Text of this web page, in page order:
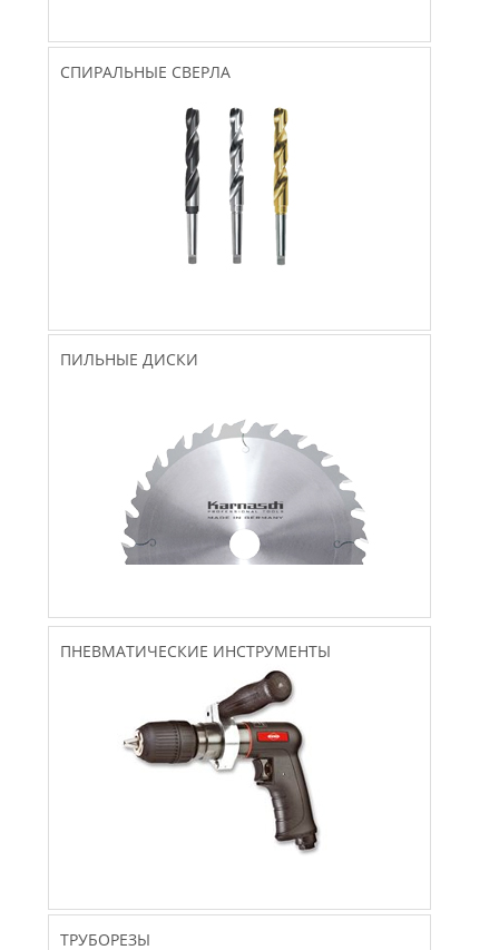
СПИРАЛЬНЫЕ СВЕРЛА
ПИЛЬНЫЕ ДИСКИ
ПНЕВМАТИЧЕСКИЕ ИНСТРУМЕНТЫ
ТРУБОРЕЗЫ